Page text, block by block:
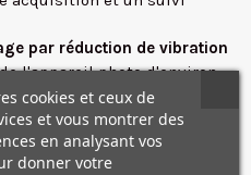
par réduction de vibration
l'appareil photo d'environ
à main levée.
, associé aux
de l'objectif, offre des
lorsque vous
cookies et ceux de
et vous montrer des
en analysant vos
donner votre